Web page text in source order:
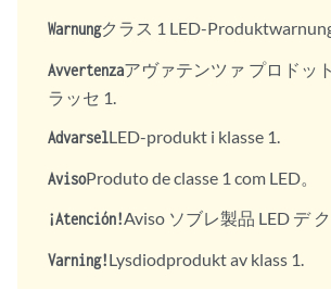
Warnungクラス 1 LED-
Avvertenzaアヴァテンツァ プロドッ
ラッセ 1.
AdvarselLED-produkt i klasse 1.
AvisoProduto de classe 1 com LED。
¡Atención!Aviso ソブレ製品 LED デ
Varning!Lysdiodprodukt av klass 1.